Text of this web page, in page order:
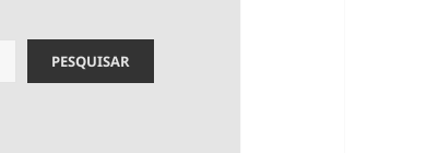
PESQUISAR